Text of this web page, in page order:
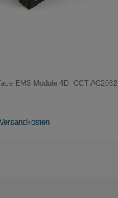
EMS Module 4DI CCT AC2032
Versandkosten